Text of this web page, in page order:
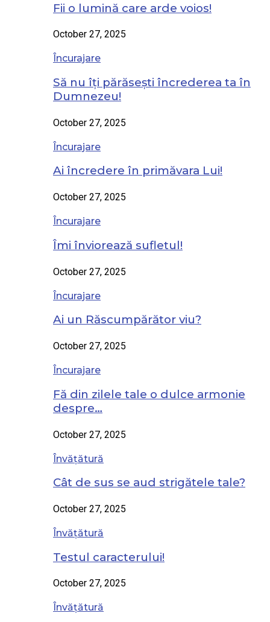
Fii o lumină care arde voios!
October 27, 2025
Încurajare
Să nu îți părăsești încrederea ta în
Dumnezeu!
October 27, 2025
Încurajare
Ai încredere în primăvara Lui!
October 27, 2025
Încurajare
Îmi înviorează sufletul!
October 27, 2025
Încurajare
Ai un Răscumpărător viu?
October 27, 2025
Încurajare
Fă din zilele tale o dulce armonie
despre…
October 27, 2025
Învățătură
Cât de sus se aud strigătele tale?
October 27, 2025
Învățătură
Testul caracterului!
October 27, 2025
Învățătură